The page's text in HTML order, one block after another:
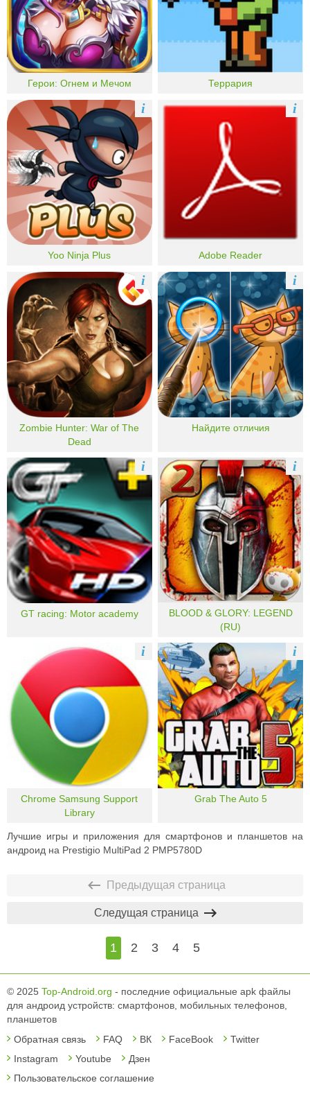
Герои: Огнем и Мечом Террария
Yoo Ninja Plus
i
Adobe Reader
i
Zombie Hunter: War of The
Dead
i
Найдите отличия
i
GT racing: Motor academy
i
BLOOD & GLORY: LEGEND
(RU)
i
Chrome Samsung Support
Library
i
Grab The Auto 5
i
Лучшие игры и приложения для смартфонов и планшетов на
андроид на Prestigio MultiPad 2 PMP5780D
Предыдущая страница
1 2 3 4 5
Следущая страница
© 2025 Top-Android.org - последние официальные apk файлы
для андроид устройств: смартфонов, мобильных телефонов,
планшетов
Обратная связь
FAQ ВК FaceBook
Twitter
Instagram
Youtube
Дзен
Пользовательское соглашение